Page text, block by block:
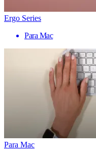
Ergo Series
Para Mac
Para Mac